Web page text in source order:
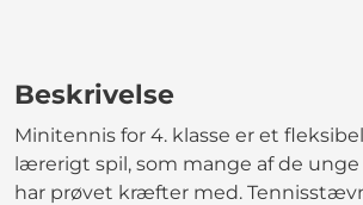
Beskrivelse
Minitennis for 4. klasse er et
lærerigt spil, som mange af de
har prøvet kræfter med.